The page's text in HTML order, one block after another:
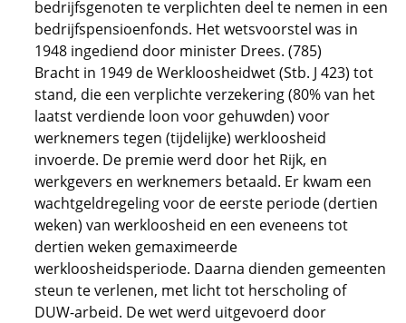
bedrijfsgenoten te verplichten deel te nemen in een
bedrijfspensioenfonds. Het wetsvoorstel was in
1948 ingediend door minister Drees. (785)
Bracht in 1949 de Werkloosheidwet (Stb. J 423) tot
stand, die een verplichte verzekering (80% van het
laatst verdiende loon voor gehuwden) voor
werknemers tegen (tijdelijke) werkloosheid
invoerde. De premie werd door het Rijk, en
werkgevers en werknemers betaald. Er kwam een
wachtgeldregeling voor de eerste periode (dertien
weken) van werkloosheid en een eveneens tot
dertien weken gemaximeerde
werkloosheidsperiode. Daarna dienden gemeenten
steun te verlenen, met licht tot herscholing of
DUW-arbeid. De wet werd uitgevoerd door